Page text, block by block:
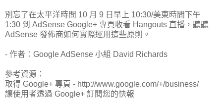
別忘了在太平洋時間 10 月 9 日早上 10:30/美東時間下午
1:30 到 AdSense Google+ 專頁收看 Hangouts 直播，聽聽
AdSense 發佈商如何實際運用這些原則。
- 作者：Google AdSense 小組 David Richards
參考資源：
取得 Google+ 專頁 - http://www.google.com/+/business/
讓使用者透過 Google+ 訂閱您的快報